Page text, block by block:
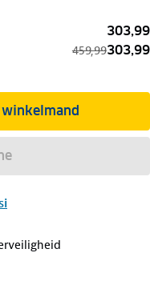
303,99
459,99303,99